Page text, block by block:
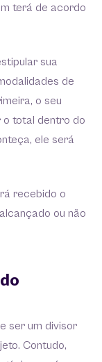
terá de acordo
sua
de
o seu
o total dentro do
ele será
recebido o
ou não
ser um divisor
Contudo,